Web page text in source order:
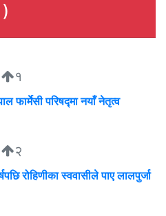
१
फार्मेसी परिषद्मा नयाँ नेतृत्व
२
रोहिणीका स्ववासीले पाए लालपुर्जा